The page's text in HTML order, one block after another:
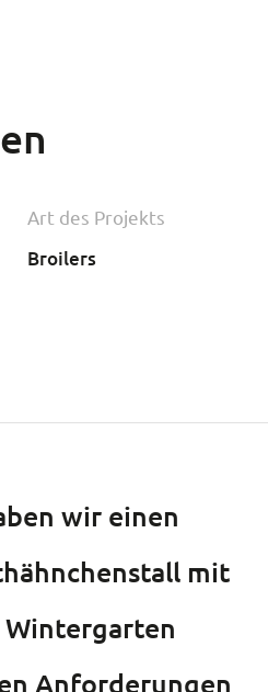
Art des Projekts
Broilers
wir einen
mit
Anforderungen